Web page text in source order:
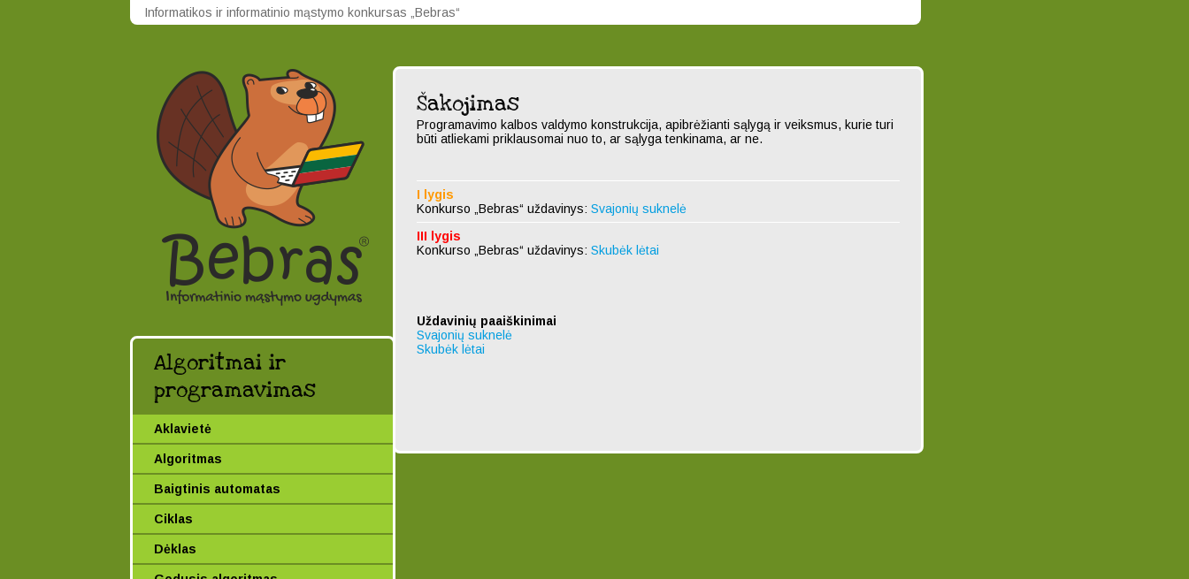
Informatikos ir informatinio mąstymo konkursas „Bebras“
Algoritmai ir
programavimas
Aklavietė
Algoritmas
Baigtinis automatas
Ciklas
Dėklas
Šakojimas
Programavimo kalbos valdymo konstrukcija, apibrėžianti sąlygą ir veiksmus, kurie turi
būti atliekami priklausomai nuo to, ar sąlyga tenkinama, ar ne.
I lygis
Konkurso „Bebras“ uždavinys: Svajonių suknelė
III lygis
Konkurso „Bebras“ uždavinys: Skubėk lėtai
Uždavinių paaiškinimai
Svajonių suknelė
Skubėk lėtai